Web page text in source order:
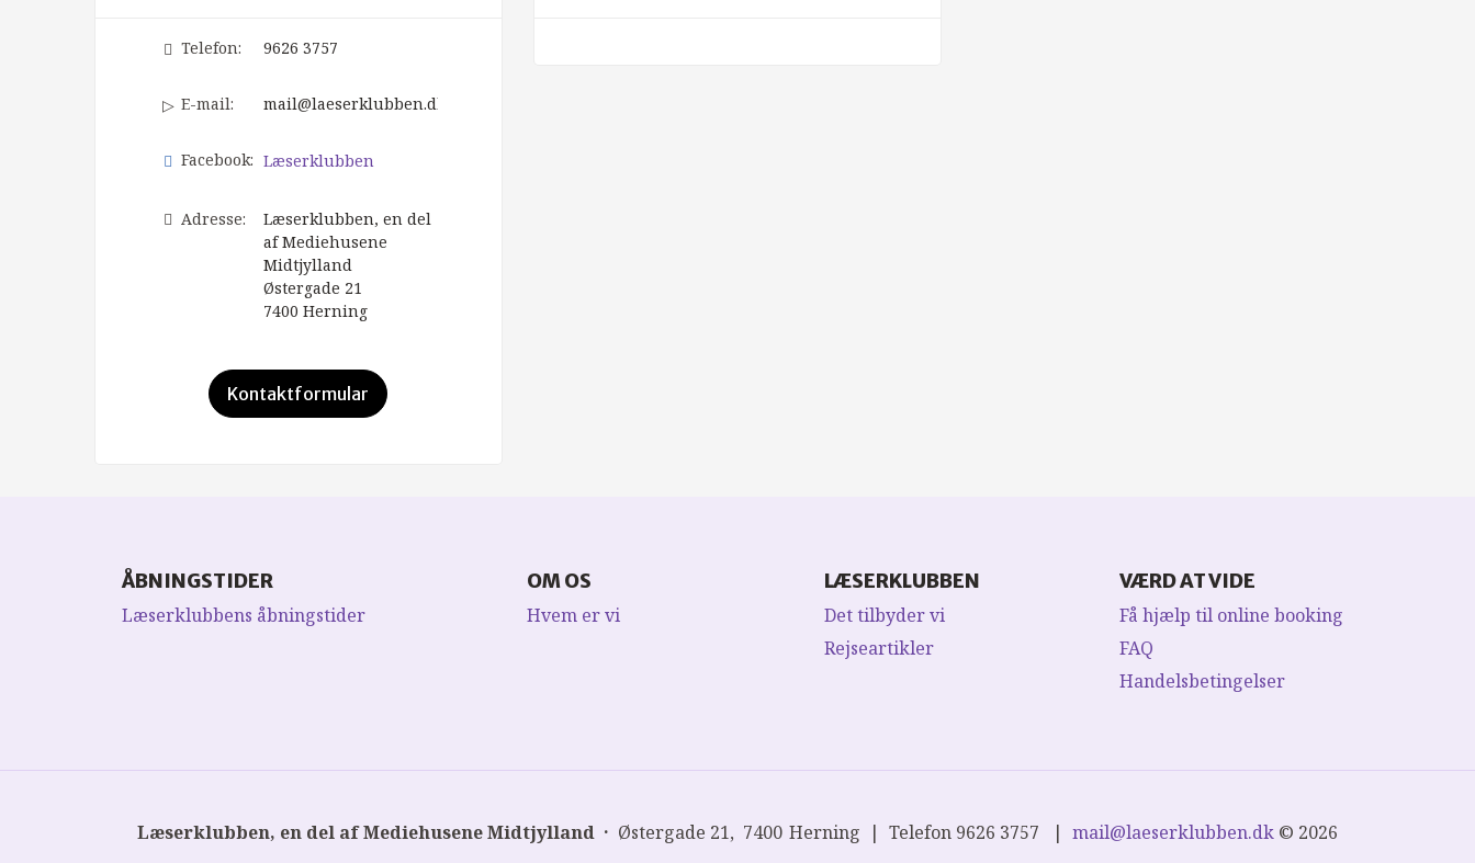
Telefon: 9626 3757
E-mail: mail@laeserklubben.dk
Facebook: Læserklubben
Adresse:
Læserklubben, en del
af Mediehusene
Midtjylland
Østergade 21
7400Herning
Kontaktformular
ÅBNINGSTIDER
Læserklubbens åbningstider
OM OS
Hvem er vi
LÆSERKLUBBEN
Det tilbyder vi
Rejseartikler
VÆRD AT VIDE
Få hjælp til online booking
FAQ
Handelsbetingelser
Læserklubben, en del af Mediehusene Midtjylland Østergade 21 7400 Herning Telefon 9626 3757 mail@laeserklubben.dk© 2026